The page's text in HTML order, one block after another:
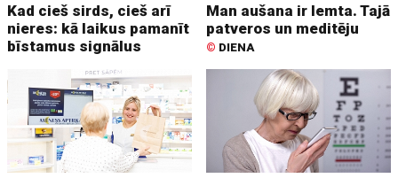
Kad cieš sirds, cieš arī
nieres: kā laikus pamanīt
bīstamus signālus
Man aušana ir lemta. Tajā
patveros un meditēju
© DIENA